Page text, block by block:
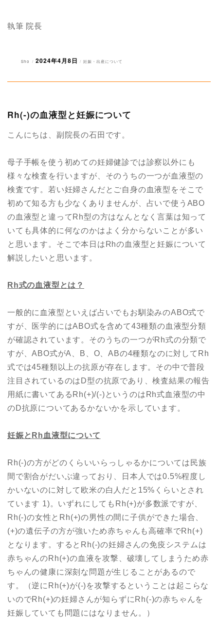
執筆 院長
投
Sho
投
2024年4月8日
カ
妊娠・出産について
Rh(-)の血液型と妊娠について
こんにちは、副院長の石田です。
母子手帳を使う初めての妊婦健診では診察以外にも
様々な検査を行いますが、そのうちの一つが血液型の
検査です。若い妊婦さんだとご自身の血液型をそこで
初めて知る方も少なくありませんが、占いで使うABO
の血液型と違ってRh型の方はなんとなく言葉は知って
いても具体的に何なのかはよく分からないことが多い
と思います。そこで本日はRhの血液型と妊娠について
解説したいと思います。
Rh式の血液型とは？
一般的に血液型といえば占いでもお馴染みのABO式で
すが、医学的にはABO式を含めて43種類の血液型分類
が確認されています。そのうちの一つがRh式の分類で
すが、ABO式がA、B、O、ABの4種類なのに対してRh
式では45種類以上の抗原が存在します。その中で普段
注目されているのはD型の抗原であり、検査結果の報告
用紙に書いてあるRh(+)/(-)というのはRh式血液型の中
のD抗原についてあるかないかを示しています。
妊娠と Rh 血液型について
Rh(-)の方がどのくらいいらっしゃるかについては民族
間で割合がだいぶ違っており、日本人では0.5%程度し
かいないのに対して欧米の白人だと15%くらいとされ
ています 1)。いずれにしてもRh(+)が多数派ですが、
Rh(-)の女性とRh(+)の男性の間に子供ができた場合、
(+)の遺伝子の方が強いため赤ちゃんも高確率でRh(+)
となります。するとRh(-)の妊婦さんの免疫システムは
赤ちゃんのRh(+)の血液を攻撃、破壊してしまうため赤
ちゃんの健康に深刻な問題が生じることがあるので
す。（逆にRh(+)が(-)を攻撃するということは起こらな
いのでRh(+)の妊婦さんが知らずにRh(-)の赤ちゃんを
妊娠していても問題にはなりません。）